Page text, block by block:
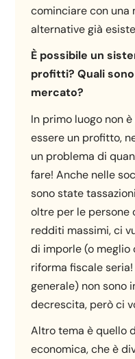
cominciare con
alternative già
È possibile un
profitti? Quali
mercato?
In primo luogo non
essere un profitto,
un problema di
fare! Anche nelle
sono state
oltre per le persone
redditi massimi, ci
di imporle (o
riforma fiscale
generale) non sono
decrescita, però ci
Altro tema è quello
economica, che è